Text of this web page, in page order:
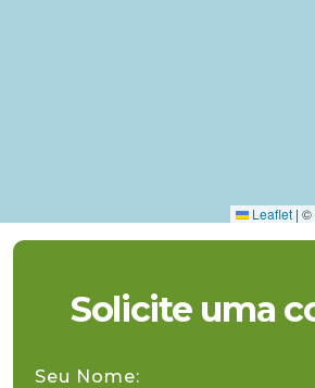
Leaflet | ©
Solicite uma
Seu Nome: